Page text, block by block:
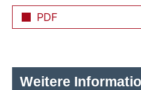
PDF
Weitere